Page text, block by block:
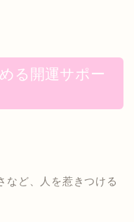
る開運サポー
など、人を惹きつける